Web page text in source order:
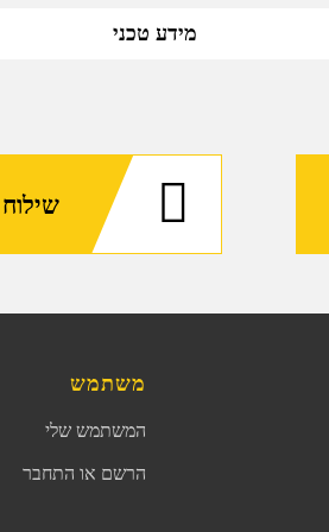
מידע טכני
שילוח
משתמש
המשתמש שלי
הרשם או התחבר